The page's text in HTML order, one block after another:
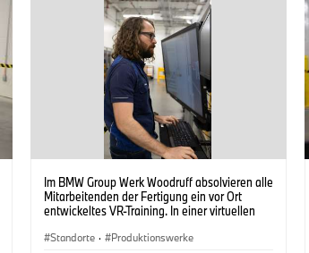
Im BMW Group Werk Woodruff absolvieren alle
Mitarbeitenden der Fertigung ein vor Ort
entwickeltes VR-Training. In einer virtuellen
Produktion realitätsnah üben. (07/2026)
Standorte · Produktionswerke